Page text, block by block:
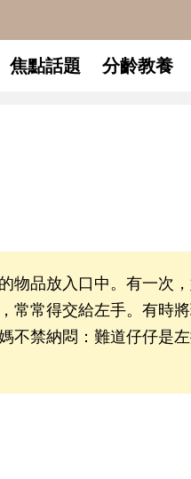
焦點話題 分齡教養
物品放入口中。有一次
常常得交給左手。有時
不禁納悶：難道仔仔是